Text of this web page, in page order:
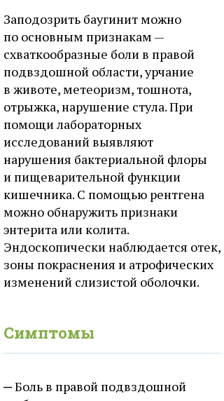
Заподозрить баугинит можно
по основным признакам —
схваткообразные боли в правой
подвздошной области, урчание
в животе, метеоризм, тошнота,
отрыжка, нарушение стула. При
помощи лабораторных
исследований выявляют
нарушения бактериальной флоры
и пищеварительной функции
кишечника. С помощью рентгена
можно обнаружить признаки
энтерита или колита.
Эндоскопически наблюдается отек,
зоны покраснения и атрофических
изменений слизистой оболочки.
Симптомы
Боль в правой подвздошной